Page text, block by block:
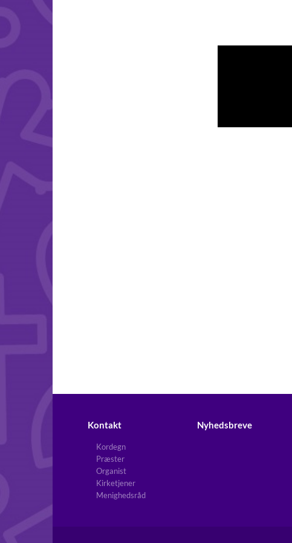
Kontakt
Kordegn
Præster
Organist
Kirketjener
Menighedsråd
Nyhedsbreve